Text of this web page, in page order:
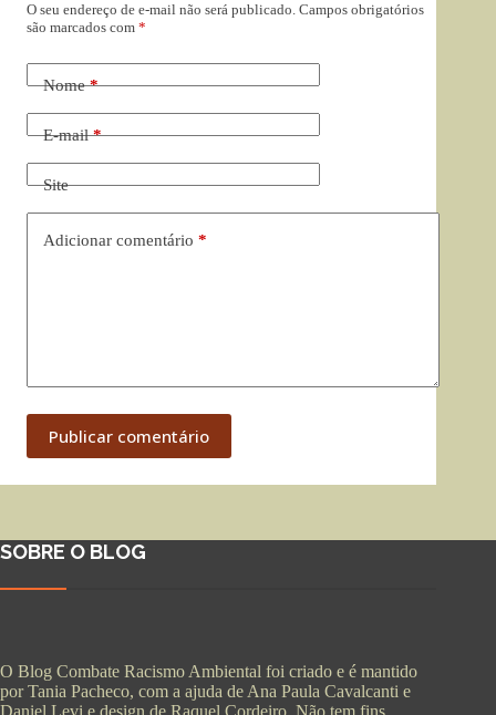
O seu endereço de e-mail não será publicado. Campos obrigatórios
são marcados com *
Nome*
E-mail*
Site
Adicionar comentário *
Publicar comentário
SOBRE O BLOG
O Blog Combate Racismo Ambiental foi criado e é mantido
por Tania Pacheco, com a ajuda de Ana Paula Cavalcanti e